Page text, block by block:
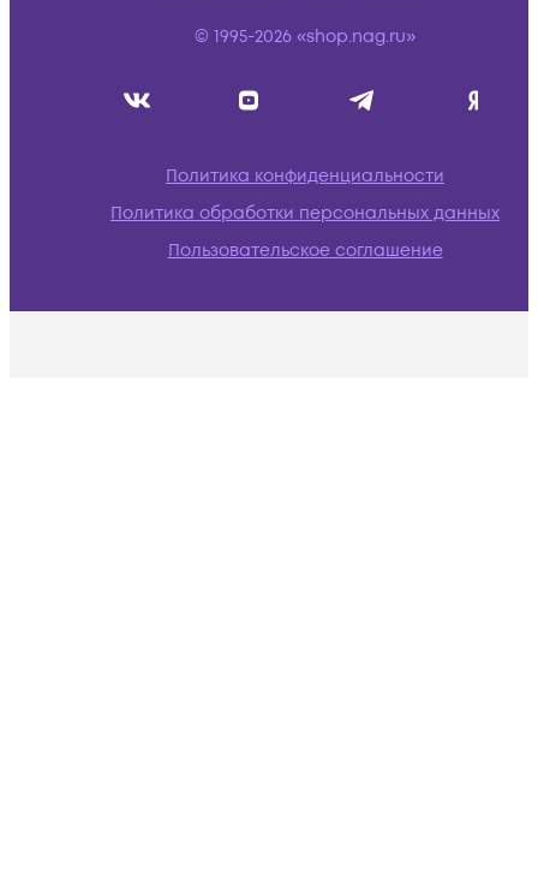
© 1995-2026 «shop.nag.ru»
Политика конфиденциальности
Политика обработки персональных данных
Пользовательское соглашение